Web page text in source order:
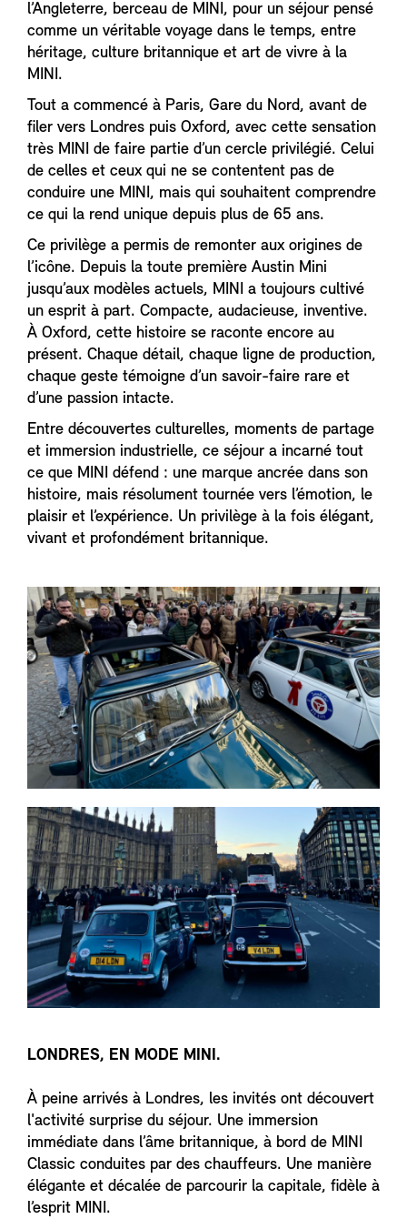
l’Angleterre, berceau de MINI, pour un séjour pensé
comme un véritable voyage dans le temps, entre
héritage, culture britannique et art de vivre à la
MINI.
Tout a commencé à Paris, Gare du Nord, avant de
filer vers Londres puis Oxford, avec cette sensation
très MINI de faire partie d’un cercle privilégié. Celui
de celles et ceux qui ne se contentent pas de
conduire une MINI, mais qui souhaitent comprendre
ce qui la rend unique depuis plus de 65 ans.
Ce privilège a permis de remonter aux origines de
l’icône. Depuis la toute première Austin Mini
jusqu’aux modèles actuels, MINI a toujours cultivé
un esprit à part. Compacte, audacieuse, inventive.
À Oxford, cette histoire se raconte encore au
présent. Chaque détail, chaque ligne de production,
chaque geste témoigne d’un savoir-faire rare et
d’une passion intacte.
Entre découvertes culturelles, moments de partage
et immersion industrielle, ce séjour a incarné tout
ce que MINI défend : une marque ancrée dans son
histoire, mais résolument tournée vers l’émotion, le
plaisir et l’expérience. Un privilège à la fois élégant,
vivant et profondément britannique.
LONDRES, EN MODE MINI.
À peine arrivés à Londres, les invités ont découvert
l'activité surprise du séjour. Une immersion
immédiate dans l’âme britannique, à bord de MINI
Classic conduites par des chauffeurs. Une manière
élégante et décalée de parcourir la capitale, fidèle à
l’esprit MINI.